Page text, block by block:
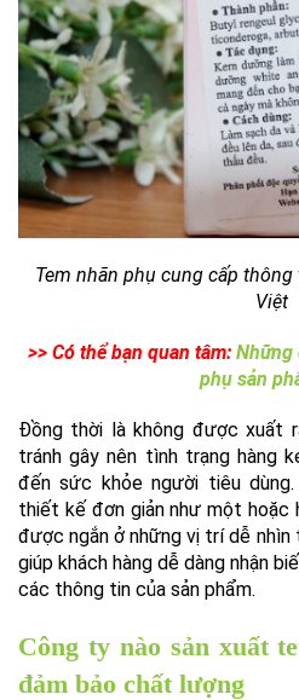
Tem nhãn phụ cung cấp
Việt
>> Có thể bạn quan tâm: Những
phụ sản
Đồng thời là không được xuất
tránh gây nên tình trạng hàng
đến sức khỏe người tiêu
thiết kế đơn giản như một hoặc
được ngắn ở những vị trí dễ nhìn
giúp khách hàng dễ dàng nhận
các thông tin của sản phẩm.
Công ty nào sản xuất
đảm bảo chất lượng